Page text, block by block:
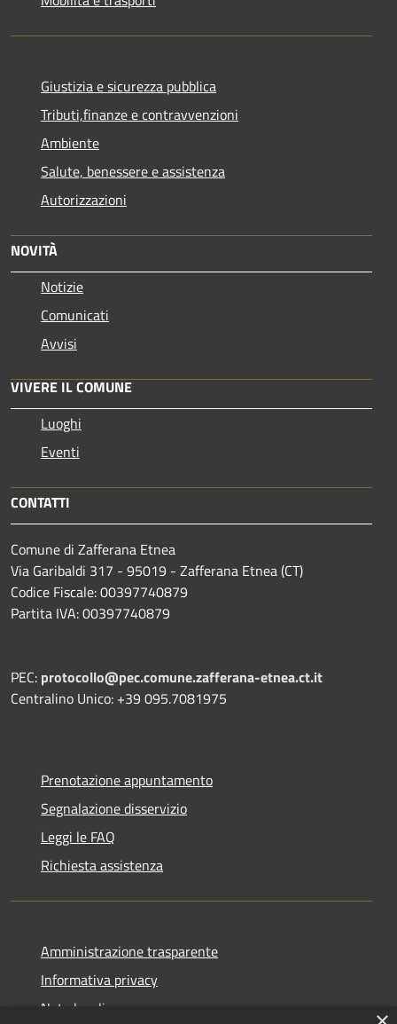
Giustizia e sicurezza pubblica
Tributi,finanze e contravvenzioni
Ambiente
Salute, benessere e assistenza
Autorizzazioni
NOVITÀ
Notizie
Comunicati
Avvisi
VIVERE IL COMUNE
Luoghi
Eventi
CONTATTI
Comune di Zafferana Etnea
Via Garibaldi 317 - 95019 - Zafferana Etnea (CT)
Codice Fiscale: 00397740879
Partita IVA: 00397740879
PEC: protocollo@pec.comune.zafferana-etnea.ct.it
Centralino Unico: +39 095.7081975
Prenotazione appuntamento
Segnalazione disservizio
Leggi le FAQ
Richiesta assistenza
Amministrazione trasparente
Informativa privacy
Note legali